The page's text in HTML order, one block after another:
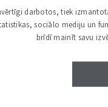
krājums
darbotos, tiek
sociālo mediju un
brīdī mainīt savu